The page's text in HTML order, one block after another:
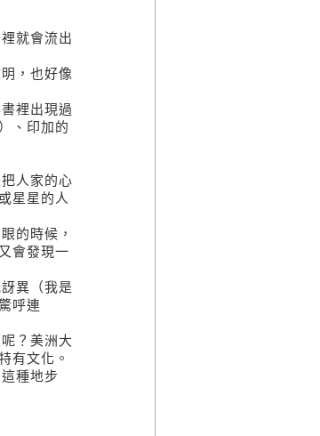
就會流出
，也好像
裡出現過
、印加的
人家的心
星星的人
的時候，
會發現一
異（我是
呼連
？美洲大
有文化。
種地步